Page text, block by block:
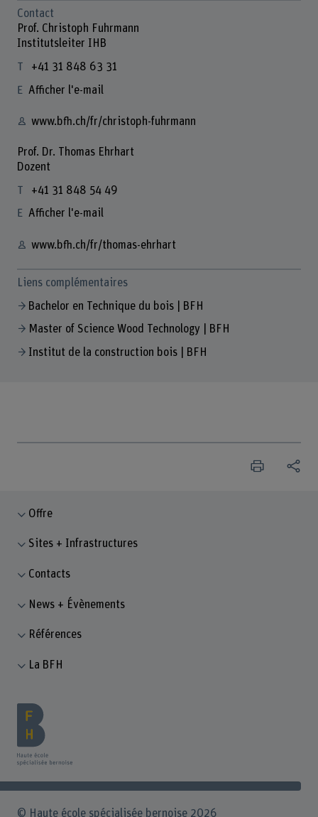
Contact
Prof. Christoph Fuhrmann
Institutsleiter IHB
+41 31 848 63 31
Afficher l'e-mail
www.bfh.ch/fr/christoph-fuhrmann
Prof. Dr. Thomas Ehrhart
Dozent
+41 31 848 54 49
Afficher l'e-mail
www.bfh.ch/fr/thomas-ehrhart
Liens complémentaires
Bachelor en Technique du bois | BFH
Master of Science Wood Technology | BFH
Institut de la construction bois | BFH
Offre
Sites + Infrastructures
Contacts
News + Évènements
Références
La BFH
© Haute école spécialisée bernoise 2026